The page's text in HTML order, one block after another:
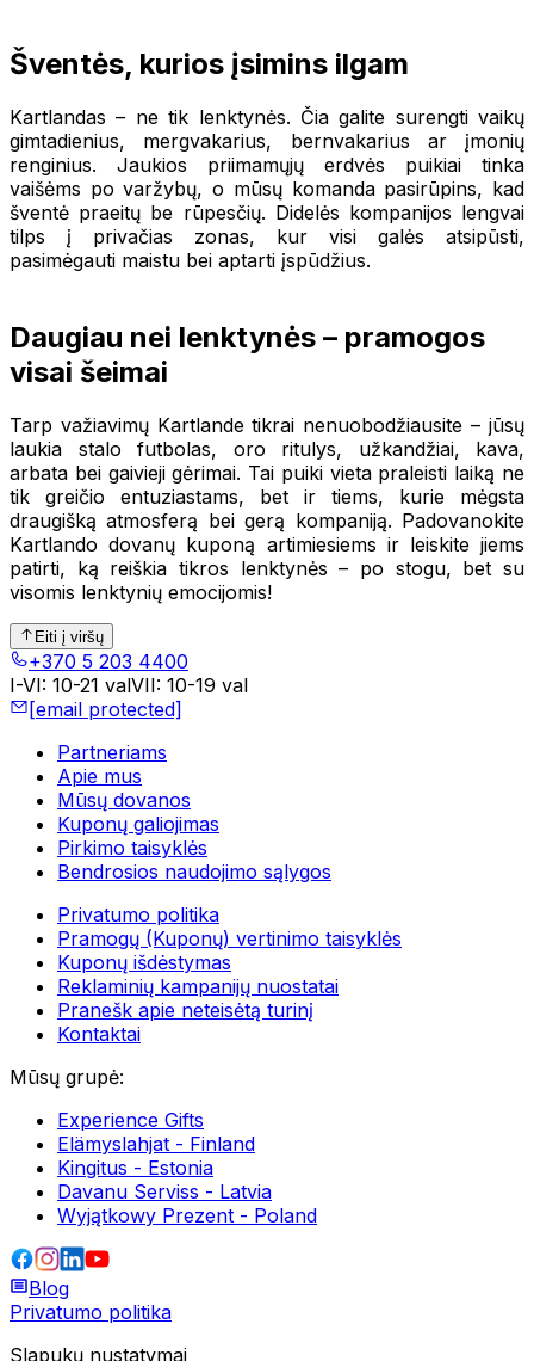
Šventės, kurios įsimins ilgam
Kartlandas – ne tik lenktynės. Čia galite surengti vaikų
gimtadienius, mergvakarius, bernvakarius ar įmonių
renginius. Jaukios priimamųjų erdvės puikiai tinka
vaišėms po varžybų, o mūsų komanda pasirūpins, kad
šventė praeitų be rūpesčių. Didelės kompanijos lengvai
tilps į privačias zonas, kur visi galės atsipūsti,
pasimėgauti maistu bei aptarti įspūdžius.
Daugiau nei lenktynės – pramogos
visai šeimai
Tarp važiavimų Kartlande tikrai nenuobodžiausite – jūsų
laukia stalo futbolas, oro ritulys, užkandžiai, kava,
arbata bei gaivieji gėrimai. Tai puiki vieta praleisti laiką ne
tik greičio entuziastams, bet ir tiems, kurie mėgsta
draugišką atmosferą bei gerą kompaniją. Padovanokite
Kartlando dovanų kuponą artimiesiems ir leiskite jiems
patirti, ką reiškia tikros lenktynės – po stogu, bet su
visomis lenktynių emocijomis!
Eiti į viršų
+370 5 203 4400
I-VI: 10-21 valVII: 10-19 val
[email protected]
Partneriams
Apie mus
Mūsų dovanos
Kuponų galiojimas
Pirkimo taisyklės
Bendrosios naudojimo sąlygos
Privatumo politika
Pramogų (Kuponų) vertinimo taisyklės
Kuponų išdėstymas
Reklaminių kampanijų nuostatai
Pranešk apie neteisėtą turinį
Kontaktai
Mūsų grupė:
Experience Gifts
Elämyslahjat - Finland
Kingitus - Estonia
Davanu Serviss - Latvia
Wyjątkowy Prezent - Poland
Blog
Privatumo politika
Slapukų nustatymai